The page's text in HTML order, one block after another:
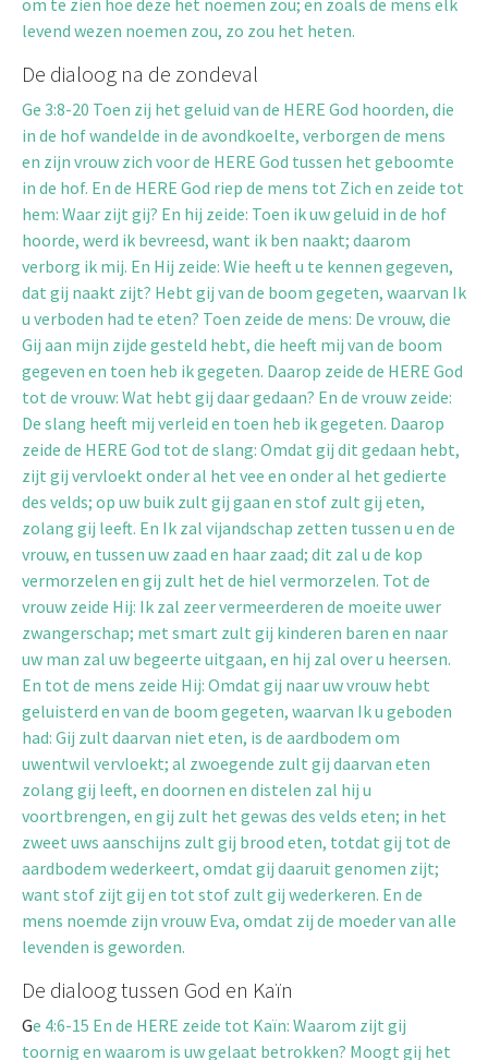
om te zien hoe deze het noemen zou; en zoals de mens elk
levend wezen noemen zou, zo zou het heten.
De dialoog na de zondeval
Ge 3:8-20 Toen zij het geluid van de HERE God hoorden, die
in de hof wandelde in de avondkoelte, verborgen de mens
en zijn vrouw zich voor de HERE God tussen het geboomte
in de hof. En de HERE God riep de mens tot Zich en zeide tot
hem: Waar zijt gij? En hij zeide: Toen ik uw geluid in de hof
hoorde, werd ik bevreesd, want ik ben naakt; daarom
verborg ik mij. En Hij zeide: Wie heeft u te kennen gegeven,
dat gij naakt zijt? Hebt gij van de boom gegeten, waarvan Ik
u verboden had te eten? Toen zeide de mens: De vrouw, die
Gij aan mijn zijde gesteld hebt, die heeft mij van de boom
gegeven en toen heb ik gegeten. Daarop zeide de HERE God
tot de vrouw: Wat hebt gij daar gedaan? En de vrouw zeide:
De slang heeft mij verleid en toen heb ik gegeten. Daarop
zeide de HERE God tot de slang: Omdat gij dit gedaan hebt,
zijt gij vervloekt onder al het vee en onder al het gedierte
des velds; op uw buik zult gij gaan en stof zult gij eten,
zolang gij leeft. En Ik zal vijandschap zetten tussen u en de
vrouw, en tussen uw zaad en haar zaad; dit zal u de kop
vermorzelen en gij zult het de hiel vermorzelen. Tot de
vrouw zeide Hij: Ik zal zeer vermeerderen de moeite uwer
zwangerschap; met smart zult gij kinderen baren en naar
uw man zal uw begeerte uitgaan, en hij zal over u heersen.
En tot de mens zeide Hij: Omdat gij naar uw vrouw hebt
geluisterd en van de boom gegeten, waarvan Ik u geboden
had: Gij zult daarvan niet eten, is de aardbodem om
uwentwil vervloekt; al zwoegende zult gij daarvan eten
zolang gij leeft, en doornen en distelen zal hij u
voortbrengen, en gij zult het gewas des velds eten; in het
zweet uws aanschijns zult gij brood eten, totdat gij tot de
aardbodem wederkeert, omdat gij daaruit genomen zijt;
want stof zijt gij en tot stof zult gij wederkeren. En de
mens noemde zijn vrouw Eva, omdat zij de moeder van alle
levenden is geworden.
De dialoog tussen God en Kaïn
Ge 4:6-15 En de HERE zeide tot Kaïn: Waarom zijt gij
toornig en waarom is uw gelaat betrokken? Moogt gij het